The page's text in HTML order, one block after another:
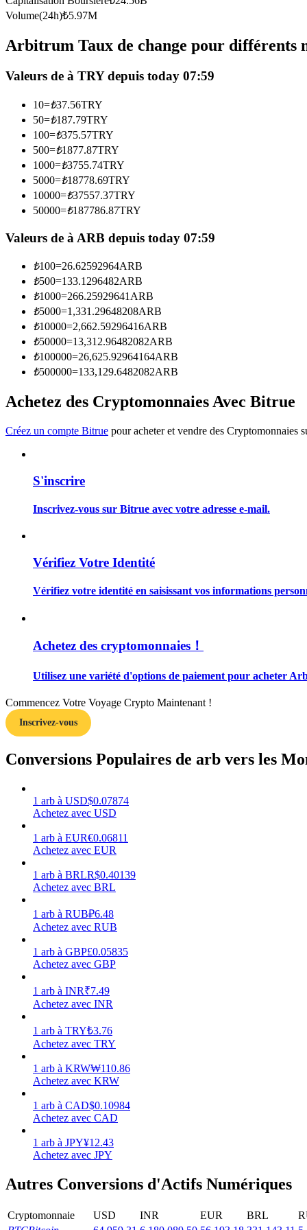
Futures utilisant l'USDC comme garantie
Copie de Trading
Rejoignez les meilleurs traders
Devenez un trader de copie
Profitez du partage des bénéfices et des commissions de copy
Information
Analyse de mégadonnées, y compris des informations
Guide
Stratégies de trading
Apprenez à rester rentable
Gagner
Gagnez quotidiennement des récompenses compétitives
Volume(24h)₺5.97M
Arbitrum Taux de change pour différents
Valeurs de à TRY depuis today 07:59
10=₺37.56TRY
50=₺187.79TRY
100=₺375.57TRY
500=₺1877.87TRY
1000=₺3755.74TRY
5000=₺18778.69TRY
10000=₺37557.37TRY
50000=₺187786.87TRY
Valeurs de à ARB depuis today 07:59
₺100=26.62592964ARB
₺500=133.1296482ARB
₺1000=266.25929641 ARB
₺5000=1,331.29648208ARB
₺10000=2,662.59296416ARB
₺50000=13,312.96482082ARB
₺100000=26,625.92964164ARB
₺500000=133,129.6482082ARB
Achetez des Cryptomonnaies Avec Bitrue
Créez un compte Bitrue pour acheter et vendre des Cryptomonnaies
S'inscrire
Inscrivez-vous sur Bitrue avec votre adresse e-mail.
Vérifiez Votre Identité
Vérifiez votre identité en saisissant vos informations
Achetez des cryptomonnaies！
Utilisez une variété d'options de paiement pour acheter
Commencez Votre Voyage Crypto Maintenant !
Inscrivez-vous
Conversions Populaires de arb vers les
1 arb à USD$0.07874
Achetez avec USD
1 arb à EUR€0.06811
Achetez avec EUR
1 arb à BRLR$0.40139
Achetez avec BRL
1 arb à RUB₽6.48
Achetez avec RUB
1 arb à GBP£0.05835
Achetez avec GBP
1 arb à INR₹7.49
Achetez avec INR
1 arb à TRY₺3.76
Achetez avec TRY
1 arb à KRW₩110.86
Achetez avec KRW
1 arb à CAD$0.10984
Achetez avec CAD
1 arb à JPY¥12.43
Achetez avec JPY
Autres Conversions d'Actifs Numériques
Cryptomonnaie USD INR EUR BRL